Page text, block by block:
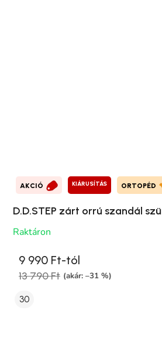
AKCIÓ KIÁRUSÍTÁS ORTOPÉD
D.D.STEP zárt orrú szandál
Raktáron
9 990 Ft-tól
13 790 Ft (akár: –31 %)
30